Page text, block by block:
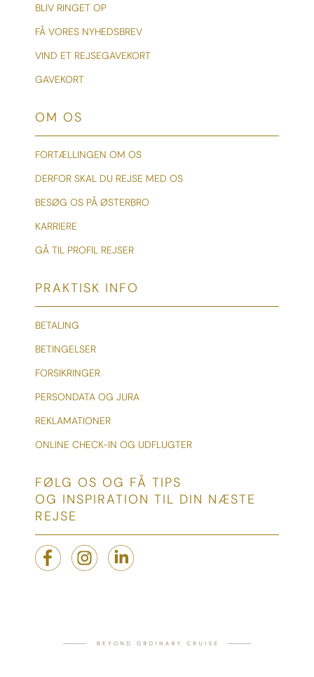
BLIV RINGET OP
FÅ VORES NYHEDSBREV
VIND ET REJSEGAVEKORT
GAVEKORT
OM OS
FORTÆLLINGEN OM OS
DERFOR SKAL DU REJSE MED OS
BESØG OS PÅ ØSTERBRO
KARRIERE
GÅ TIL PROFIL REJSER
PRAKTISK INFO
BETALING
BETINGELSER
FORSIKRINGER
PERSONDATA OG JURA
REKLAMATIONER
ONLINE CHECK-IN OG UDFLUGTER
FØLG OS OG FÅ TIPS
OG INSPIRATION TIL DIN NÆSTE
REJSE